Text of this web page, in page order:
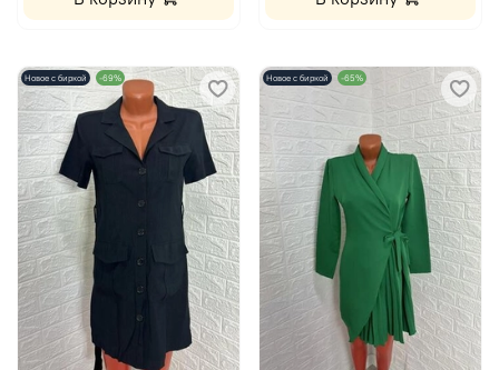
Новое с биркой -69% Новое с биркой -65%